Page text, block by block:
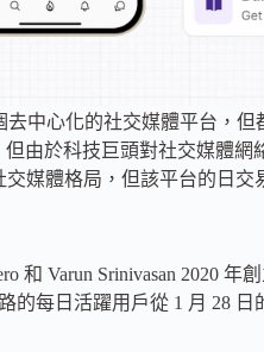
中心化的社交媒體平台，
由於科技巨頭對社交媒體
交媒體格局，但該平台的日
和 Varun Srinivasan 2020
的每日活躍用戶從 1 月 28